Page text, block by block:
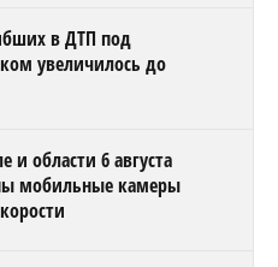
в ДТП под
увеличилось до
и области 6 августа
мобильные камеры